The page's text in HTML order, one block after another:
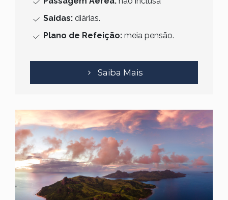
Saídas: diárias.
Plano de Refeição:meia pensão.
Saiba Mais